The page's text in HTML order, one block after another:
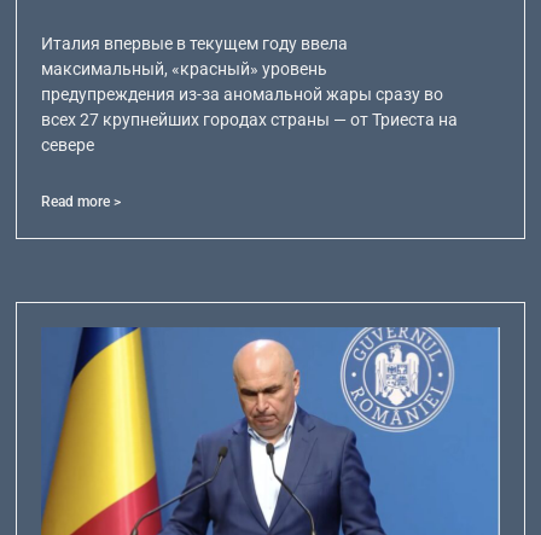
Италия впервые в текущем году ввела
максимальный, «красный» уровень
предупреждения из-за аномальной жары сразу во
всех 27 крупнейших городах страны — от Триеста на
севере
Read more >